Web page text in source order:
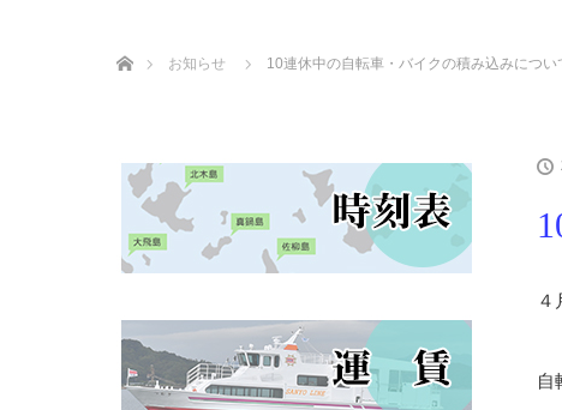
お知らせ
10連休中の自転車・バイクの積み込みについ
４
自